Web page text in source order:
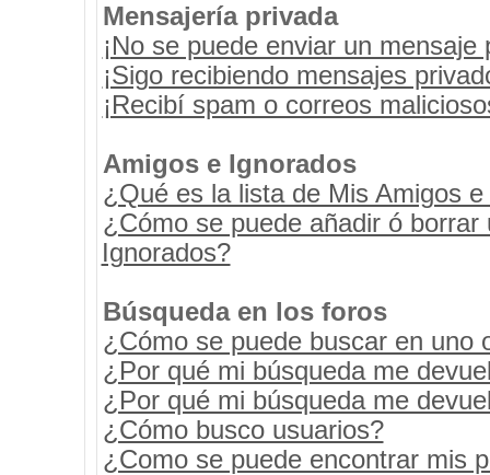
Mensajería privada
¡No se puede enviar un mensaje
¡Sigo recibiendo mensajes
¡Recibí spam o correos
Amigos e Ignorados
¿Qué es la lista de Mis Amigos
¿Cómo se puede añadir ó
Ignorados?
Búsqueda en los foros
¿Cómo se puede buscar en uno
¿Por qué mi búsqueda me
¿Por qué mi búsqueda me
¿Cómo busco usuarios?
¿Como se puede encontrar mis